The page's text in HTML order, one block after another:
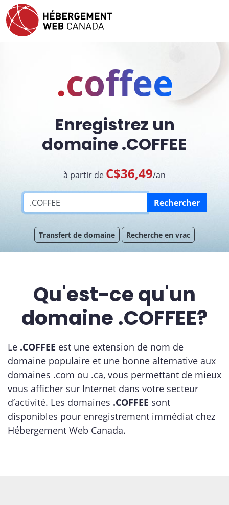
.coffee
Enregistrez un
domaine .COFFEE
à partir de C$36,49/an
Rechercher
Transfert de domaine Recherche en vrac
Qu'est-ce qu'un
domaine .COFFEE?
Le .COFFEE est une extension de nom de
domaine populaire et une bonne alternative aux
domaines .com ou .ca, vous permettant de mieux
vous afficher sur Internet dans votre secteur
d’activité. Les domaines .COFFEE sont
disponibles pour enregistrement immédiat chez
Hébergement Web Canada.